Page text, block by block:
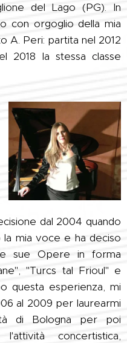
del Lago (PG). In
con orgoglio della mia
A. Peri: partita nel 2012
2018 la stessa classe
dal 2004 quando
la mia voce e ha deciso
sue Opere in forma
"Turcs tal Frioul" e
questa esperienza, mi
al 2009 per laurearmi
di Bologna per poi
concertistica,